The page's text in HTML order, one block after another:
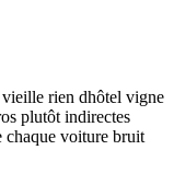
rien dhôtel vigne
plutôt indirectes
chaque voiture bruit